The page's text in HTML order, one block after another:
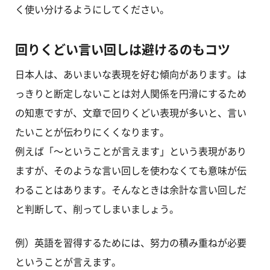
く使い分けるようにしてください。
回りくどい言い回しは避けるのもコツ
日本人は、あいまいな表現を好む傾向があります。は
っきりと断定しないことは対人関係を円滑にするため
の知恵ですが、文章で回りくどい表現が多いと、言い
たいことが伝わりにくくなります。
例えば「～ということが言えます」という表現があり
ますが、そのような言い回しを使わなくても意味が伝
わることはあります。そんなときは余計な言い回しだ
と判断して、削ってしまいましょう。
例）英語を習得するためには、努力の積み重ねが必要
ということが言えます。